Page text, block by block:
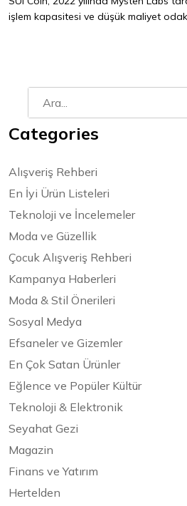
işlem kapasitesi ve düşük maliyet
Categories
Alışveriş Rehberi
En İyi Ürün Listeleri
Teknoloji ve İncelemeler
Moda ve Güzellik
Çocuk Alışveriş Rehberi
Kampanya Haberleri
Moda & Stil Önerileri
Sosyal Medya
Efsaneler ve Gizemler
En Çok Satan Ürünler
Eğlence ve Popüler Kültür
Teknoloji & Elektronik
Seyahat Gezi
Magazin
Finans ve Yatırım
Hertelden